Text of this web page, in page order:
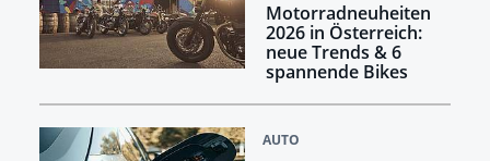
Motorradneuheiten
2026 in Österreich:
neue Trends & 6
spannende Bikes
AUTO